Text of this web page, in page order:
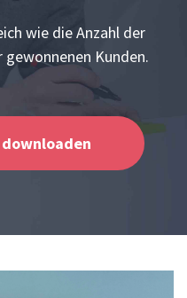
wie die Anzahl der
Kunden.